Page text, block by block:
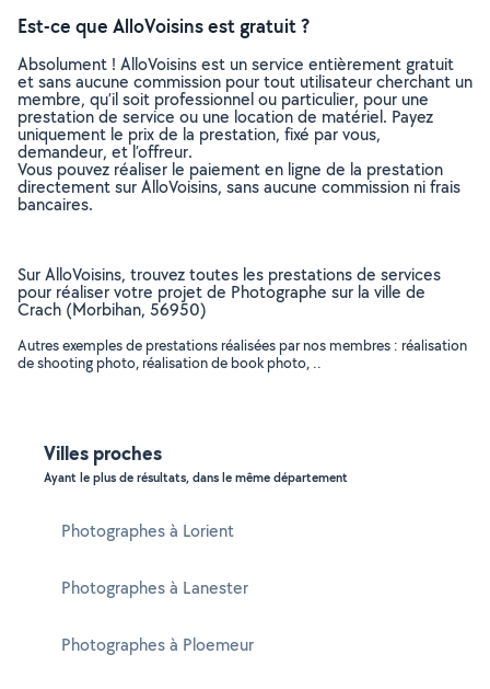
Est-ce que AlloVoisins est gratuit ?
Absolument ! AlloVoisins est un service entièrement gratuit
et sans aucune commission pour tout utilisateur cherchant un
membre, qu’il soit professionnel ou particulier, pour une
prestation de service ou une location de matériel. Payez
uniquement le prix de la prestation, fixé par vous,
demandeur, et l’offreur.
Vous pouvez réaliser le paiement en ligne de la prestation
directement sur AlloVoisins, sans aucune commission ni frais
bancaires.
Sur AlloVoisins, trouvez toutes les prestations de services
pour réaliser votre projet de Photographe sur la ville de
Crach (Morbihan, 56950)
Autres exemples de prestations réalisées par nos membres : réalisation
de shooting photo, réalisation de book photo, ..
Villes proches
Ayant le plus de résultats, dans le même département
Photographes à Lorient
Photographes à Lanester
Photographes à Ploemeur